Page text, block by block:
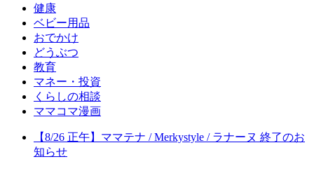
健康
ベビー用品
おでかけ
どうぶつ
教育
マネー・投資
くらしの相談
ママコマ漫画
【8/26 正午】ママテナ / Merkystyle / ラナーヌ 終了のお
知らせ